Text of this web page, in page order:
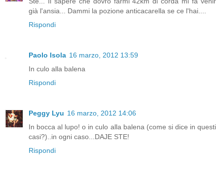
già l'ansia... Dammi la pozione anticacarella se ce l'hai....
Rispondi
Paolo Isola 16 marzo, 2012 13:59
In culo alla balena
Rispondi
Peggy Lyu 16 marzo, 2012 14:06
In bocca al lupo! o in culo alla balena (come si dice in questi
casi?)..in ogni caso...DAJE STE!
Rispondi